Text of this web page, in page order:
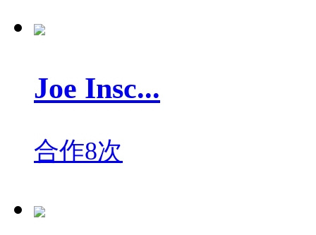
Joe Insc...
合作8次